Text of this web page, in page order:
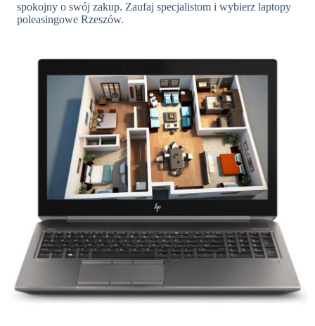
spokojny o swój zakup. Zaufaj specjalistom i wybierz laptopy
poleasingowe Rzeszów.